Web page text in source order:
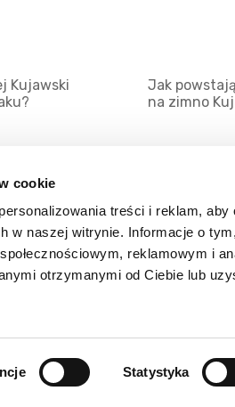
cookie
treści i reklam, aby
w naszej witrynie. Informacje o
reklamowym i
otrzymanymi od Ciebie lub
Statystyka
Kujawski
Jak
na zimno
serwisu
RSS